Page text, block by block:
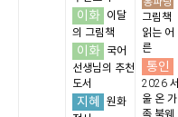
이화
이달
의 그림책
이화
국어
선생님의 추천
도서
지혜
원화
그림책
읽는 어
른
통인
2026 서
울 온 가
족 북웨